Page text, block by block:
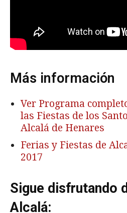
Más información
Ver Programa
las Fiestas de los
Alcalá de Henares
Ferias y Fiestas de
2017
Sigue disfrutando
Alcalá: